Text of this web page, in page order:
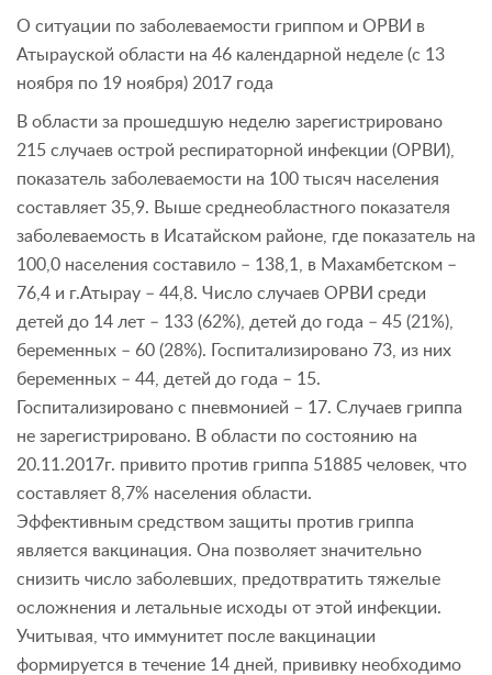
О ситуации по заболеваемости гриппом и ОРВИ в
Атырауской области на 46 календарной неделе (с 13
ноября по 19 ноября) 2017 года
В области за прошедшую неделю зарегистрировано
215 случаев острой респираторной инфекции (ОРВИ),
показатель заболеваемости на 100 тысяч населения
составляет 35,9. Выше среднеобластного показателя
заболеваемость в Исатайском районе, где показатель на
100,0 населения составило – 138,1, в Махамбетском –
76,4 и г.Атырау – 44,8. Число случаев ОРВИ среди
детей до 14 лет – 133 (62%), детей до года – 45 (21%),
беременных – 60 (28%). Госпитализировано 73, из них
беременных – 44, детей до года – 15.
Госпитализировано с пневмонией – 17. Случаев гриппа
не зарегистрировано. В области по состоянию на
20.11.2017г. привито против гриппа 51885 человек, что
составляет 8,7% населения области.
Эффективным средством защиты против гриппа
является вакцинация. Она позволяет значительно
снизить число заболевших, предотвратить тяжелые
осложнения и летальные исходы от этой инфекции.
Учитывая, что иммунитет после вакцинации
формируется в течение 14 дней, прививку необходимо